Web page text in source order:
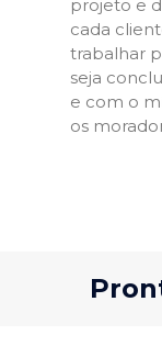
projeto e
cada
trabalhar
seja
e com o
os